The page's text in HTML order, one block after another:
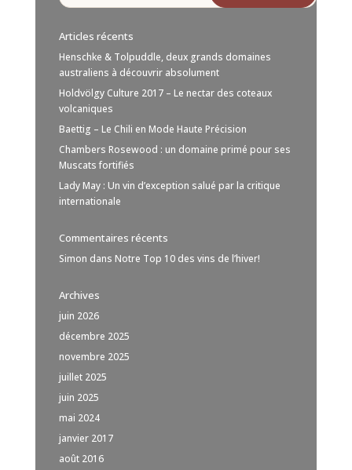
Articles récents
Henschke & Tolpuddle, deux grands domaines
australiens à découvrir absolument
Holdvölgy Culture 2017 – Le nectar des coteaux
volcaniques
Baettig – Le Chili en Mode Haute Précision
Chambers Rosewood : un domaine primé pour ses
Muscats fortifiés
Lady May : Un vin d’exception salué par la critique
internationale
Commentaires récents
Simon dans Notre Top 10 des vins de l’hiver!
Archives
juin 2026
décembre 2025
novembre 2025
juillet 2025
juin 2025
mai 2024
janvier 2017
août 2016